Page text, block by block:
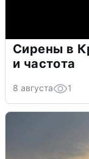
Сирены в
и частота
8 августа 1